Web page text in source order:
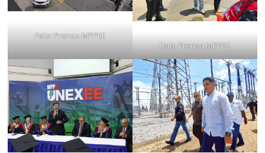
Foto: Prensa MPPEE
Foto: Prensa MPPEE